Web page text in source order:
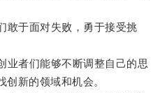
于面对失败，勇于接受挑
者们能够不断调整自己的思
新的领域和机会。